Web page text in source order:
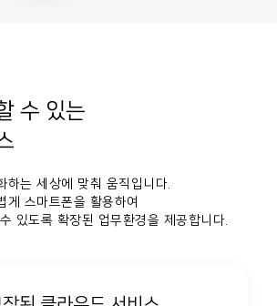
수 있는
하는 세상에 맞춰 움직입니다.
게 스마트폰을 활용하여
있도록 확장된 업무환경을 제공합니다.